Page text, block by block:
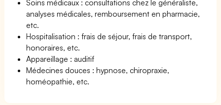
Soins médicaux : consultations chez le généraliste,
analyses médicales, remboursement en pharmacie,
etc.
Hospitalisation : frais de séjour, frais de transport,
honoraires, etc.
Appareillage : auditif
Médecines douces : hypnose, chiropraxie,
homéopathie, etc.